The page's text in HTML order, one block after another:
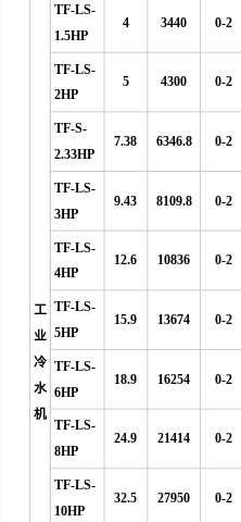
工
业
冷
水
机
TF-LS-
1.5HP
4 3440 0-2
TF-LS-
2HP
5 4300 0-2
TF-S-
2.33HP
7.38 6346.8 0-2
TF-LS-
3HP
9.43 8109.8 0-2
TF-LS-
4HP
12.6 10836 0-2
TF-LS-
5HP
15.9 13674 0-2
TF-LS-
6HP
18.9 16254 0-2
TF-LS-
8HP
24.9 21414 0-2
TF-LS-
10HP
32.5 27950 0-2